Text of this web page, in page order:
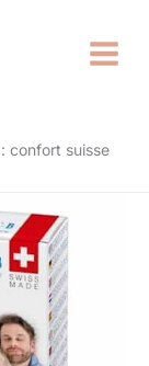
confort suisse